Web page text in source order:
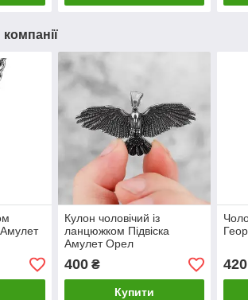
Амулет
Кулон чоловічий із
ланцюжком Підвіска
Амулет Орел
400₴
Купити
420